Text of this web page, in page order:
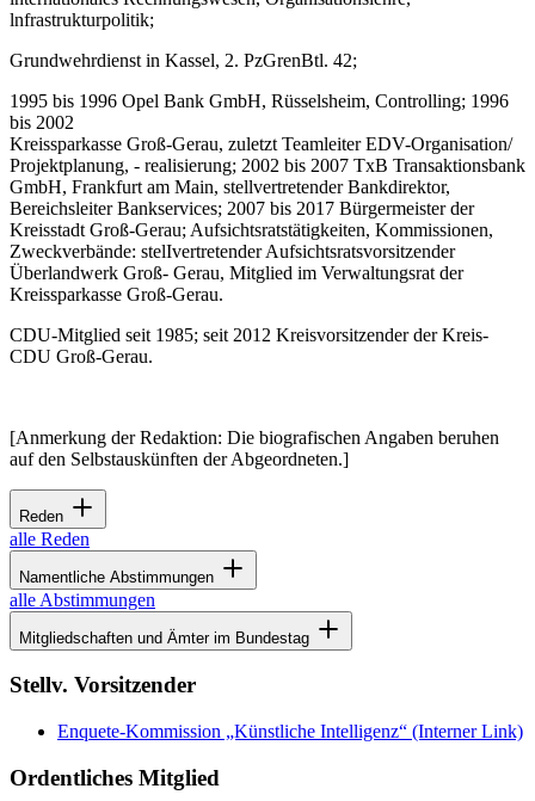
lnfrastrukturpolitik;
Grundwehrdienst in Kassel, 2. PzGrenBtl. 42;
1995 bis 1996 Opel Bank GmbH, Rüsselsheim, Controlling; 1996
bis 2002
Kreissparkasse Groß-Gerau, zuletzt Teamleiter EDV-Organisation/
Projektplanung, - realisierung; 2002 bis 2007 TxB Transaktionsbank
GmbH, Frankfurt am Main, stellvertretender Bankdirektor,
Bereichsleiter Bankservices; 2007 bis 2017 Bürgermeister der
Kreisstadt Groß-Gerau; Aufsichtsratstätigkeiten, Kommissionen,
Zweckverbände: stelIvertretender Aufsichtsratsvorsitzender
Überlandwerk Groß- Gerau, Mitglied im Verwaltungsrat der
Kreissparkasse Groß-Gerau.
CDU-Mitglied seit 1985; seit 2012 Kreisvorsitzender der Kreis-
CDU Groß-Gerau.
[Anmerkung der Redaktion: Die biografischen Angaben beruhen
auf den Selbstauskünften der Abgeordneten.]
Reden
alle Reden
Namentliche Abstimmungen
alle Abstimmungen
Mitgliedschaften und Ämter im Bundestag
Stellv. Vorsitzender
Enquete-Kommission „Künstliche Intelligenz“ (Interner Link)
Ordentliches Mitglied